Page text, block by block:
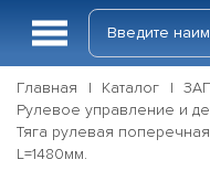
Главная Каталог
Рулевое управление и
Тяга рулевая
L=1480мм.